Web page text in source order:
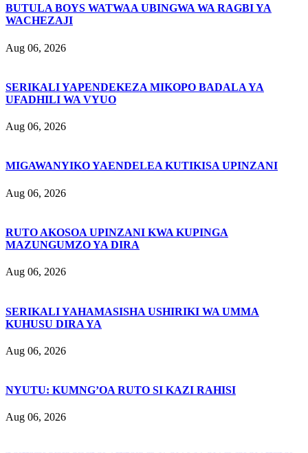
BUTULA BOYS WATWAA UBINGWA WA RAGBI YA
WACHEZAJI
Aug 06, 2026
SERIKALI YAPENDEKEZA MIKOPO BADALA YA
UFADHILI WA VYUO
Aug 06, 2026
MIGAWANYIKO YAENDELEA KUTIKISA UPINZANI
Aug 06, 2026
RUTO AKOSOA UPINZANI KWA KUPINGA
MAZUNGUMZO YA DIRA
Aug 06, 2026
SERIKALI YAHAMASISHA USHIRIKI WA UMMA
KUHUSU DIRA YA
Aug 06, 2026
NYUTU: KUMNG’OA RUTO SI KAZI RAHISI
Aug 06, 2026